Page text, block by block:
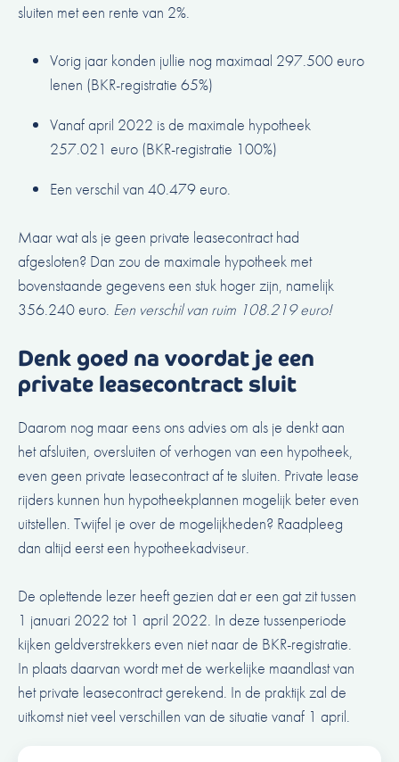
sluiten met een rente van 2%.
Vorig jaar konden jullie nog maximaal 297.500 euro
lenen (BKR-registratie 65%)
Vanaf april 2022 is de maximale hypotheek
257.021 euro (BKR-registratie 100%)
Een verschil van 40.479 euro.
Maar wat als je geen private leasecontract had
afgesloten? Dan zou de maximale hypotheek met
bovenstaande gegevens een stuk hoger zijn, namelijk
356.240 euro. Een verschil van ruim 108.219 euro!
Denk goed na voordat je een
private leasecontract sluit
Daarom nog maar eens ons advies om als je denkt aan
het afsluiten, oversluiten of verhogen van een hypotheek,
even geen private leasecontract af te sluiten. Private lease
rijders kunnen hun hypotheekplannen mogelijk beter even
uitstellen. Twijfel je over de mogelijkheden? Raadpleeg
dan altijd eerst een hypotheekadviseur.
De oplettende lezer heeft gezien dat er een gat zit tussen
1 januari 2022 tot 1 april 2022. In deze tussenperiode
kijken geldverstrekkers even niet naar de BKR-registratie.
In plaats daarvan wordt met de werkelijke maandlast van
het private leasecontract gerekend. In de praktijk zal de
uitkomst niet veel verschillen van de situatie vanaf 1 april.